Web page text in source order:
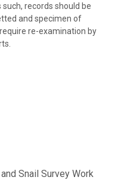
records should be
and specimen of
re-examination by
Snail Survey Work